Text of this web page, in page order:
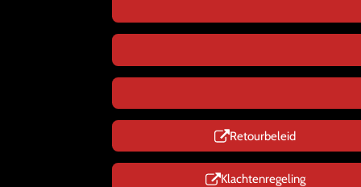
Retourbeleid
Klachtenregeling